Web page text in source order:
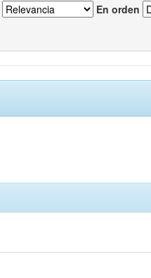
En orden